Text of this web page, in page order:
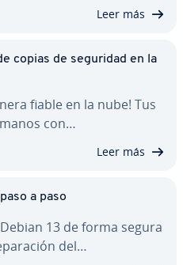
Leer más
copias de seguridad en la
fiable en la nube! Tus
con…
Leer más
a paso
13 de forma segura
del…